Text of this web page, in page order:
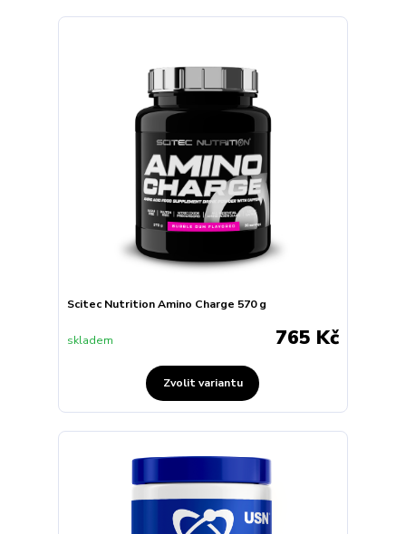
Scitec Nutrition Amino Charge 570 g
765 Kč
skladem
Zvolit variantu